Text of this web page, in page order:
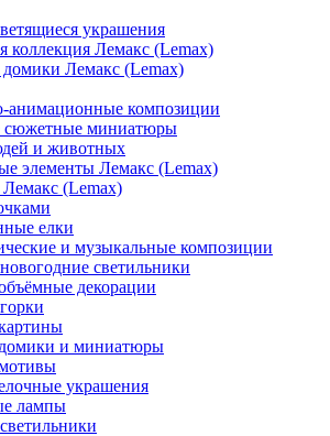
украшения
коллекция Лемакс (Lemax)
Лемакс (Lemax)
анимационные композиции
сюжетные миниатюры
и животных
элементы Лемакс (Lemax)
(Lemax)
елки
и музыкальные композиции
светильники
декорации
и миниатюры
украшения
лампы